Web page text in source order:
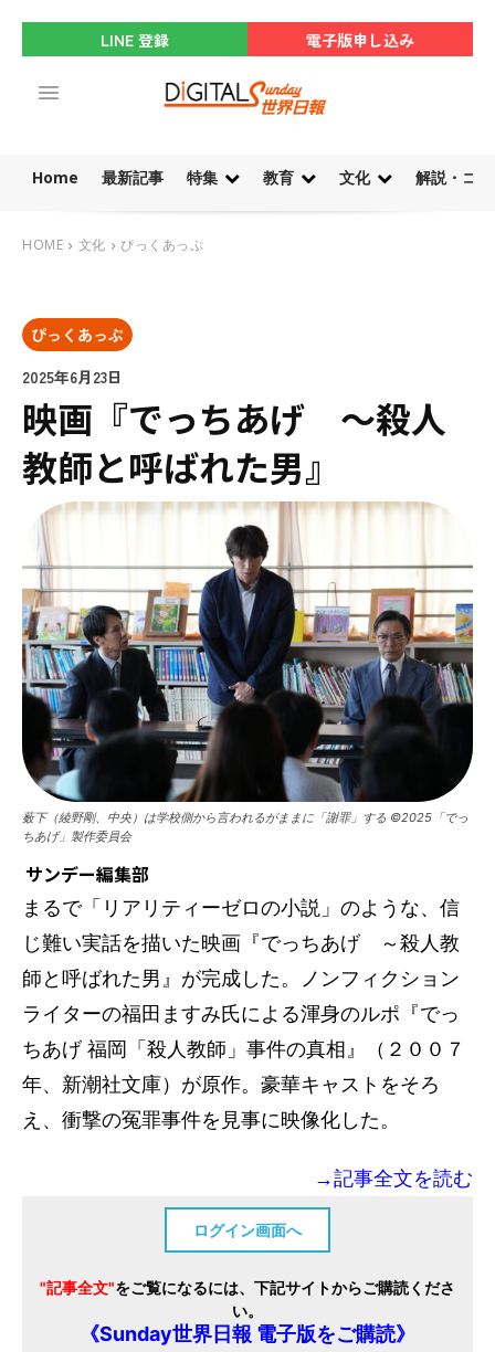
LINE 登録 電子版申し込み
Home 最新記事 特集 教育 文化 解説・コ
HOME 文化 ぴっくあっぷ
ぴっくあっぷ
2025年6月23日
映画『でっちあげ ～殺人
教師と呼ばれた男』
薮下（綾野剛、中央）は学校側から言われるがままに「謝罪」する ©2025「でっ
ちあげ」製作委員会
サンデー編集部
まるで「リアリティーゼロの小説」のような、信
じ難い実話を描いた映画『でっちあげ ～殺人教
師と呼ばれた男』が完成した。ノンフィクション
ライターの福田ますみ氏による渾身のルポ『でっ
ちあげ 福岡「殺人教師」事件の真相』（２００７
年、新潮社文庫）が原作。豪華キャストをそろ
え、衝撃の冤罪事件を見事に映像化した。
→記事全文を読む
ログイン画面へ
"記事全文"をご覧になるには、下記サイトからご購読くださ
い。
《Sunday世界日報 電子版をご購読》